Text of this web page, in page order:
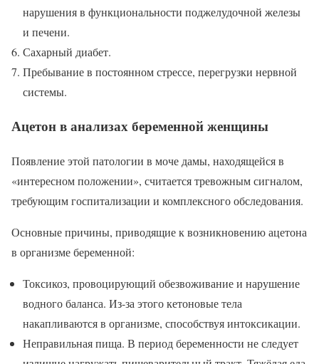
нарушения в функциональности поджелудочной железы
и печени.
Сахарный диабет.
Пребывание в постоянном стрессе, перегрузки нервной
системы.
Ацетон в анализах беременной женщины
Появление этой патологии в моче дамы, находящейся в
«интересном положении», считается тревожным сигналом,
требующим госпитализации и комплексного обследования.
Основные причины, приводящие к возникновению ацетона
в организме беременной:
Токсикоз, провоцирующий обезвоживание и нарушение
водного баланса. Из-за этого кетоновые тела
накапливаются в организме, способствуя интоксикации.
Неправильная пища. В период беременности не следует